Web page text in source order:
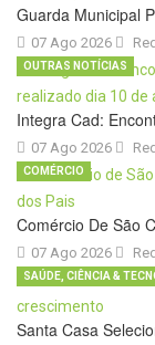
Guarda Municipal
07 Ago 2026
Integra Cad:
07 Ago 2026
OUTRAS NOTÍCIAS
Comércio De São
07 Ago 2026
COMÉRCIO
Santa Casa
SAÚDE, CIÊNCIA &